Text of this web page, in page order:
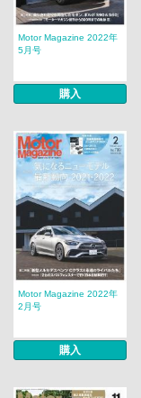
Motor Magazine 2022年
5月号
購入
Motor Magazine 2022年
2月号
購入